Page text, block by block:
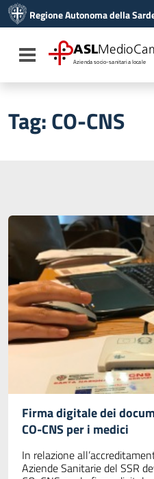
Vai al menu di navigazione
Vai al footer
Regione Autonoma della
Toggle navigation
ASL
Azienda socio-sanitaria locale
Tag:CO-CNS
Firma digitale dei
CO-CNS per i medici
In relazione
Aziende Sanitarie del SSR